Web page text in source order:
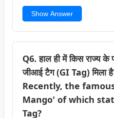
Show Answer
Q6. हाल ही में किस राज्य के
जीआई टैग (GI Tag) मिला
Recently, the
Mango' of which
Tag?